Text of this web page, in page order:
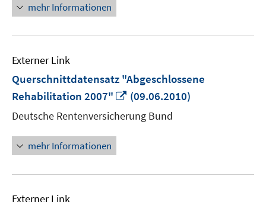
mehr Informationen
Externer Link
Querschnittdatensatz "Abgeschlossene
Rehabilitation 2007"
In
Fenster
(09.06.2010)
Deutsche Rentenversicherung Bund
mehr Informationen
Externer Link